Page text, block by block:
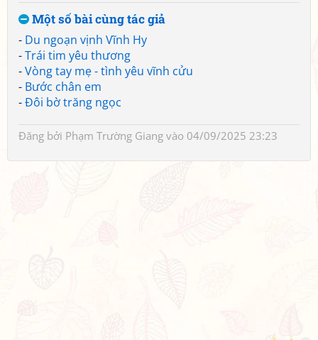
Một số bài cùng tác giả
- Du ngoạn vịnh Vĩnh Hy
-Trái tim yêu thương
-Vòng tay mẹ - tình yêu vĩnh cửu
- Bước chân em
-Đôi bờ trăng ngọc
Đăng bởi Phạm Trường Giang vào 04/09/2025 23:23